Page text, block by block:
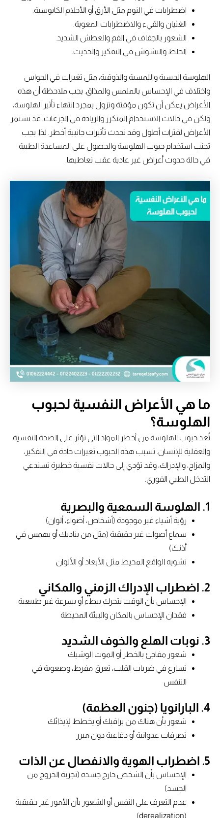
اضطرابات في النوم مثل الأرق أو الأحلام الكابوسية.
الغثيان والقيء والاضطرابات المعوية.
الشعور بالجفاف في الفم والعطش الشديد.
الخلط والتشوش في التفكير والحديث.
الهلوسة الحسية واللمسية والذوقية، مثل تغيرات في الحواس
واختلاف في الإحساس بالملمس والمذاق. يجب ملاحظة أن هذه
الأعراض يمكن أن تكون مؤقتة وتزول بمجرد انتهاء تأثير الهلوسة،
ولكن في حالات الاستخدام المتكرر والزيادة في الجرعات، قد تستمر
الأعراض لفترات أطول وقد تحدث تأثيرات جانبية أخطر. لذا، يجب
تجنب استخدام حبوب الهلوسة والحصول على المساعدة الطبية
في حالة حدوث أعراض غير عادية عقب تعاطيها.
ما هي الأعراض النفسية لحبوب
الهلوسة؟
تُعد حبوب الهلوسة من أخطر المواد التي تؤثر على الصحة النفسية
والعقلية للإنسان. تسبب هذه الحبوب تغيرات حادة في التفكير،
والمزاج، والإدراك، وقد تؤدي إلى حالات نفسية خطيرة تستدعي
التدخل الطبي الفوري.
الهلوسة السمعية والبصرية
رؤية أشياء غير موجودة (أشخاص، أضواء، ألوان)
سماع أصوات غير حقيقية (مثل من يناديك أو يهمس في
أذنك)
تشويه الواقع المحيط مثل الأبعاد أو الألوان
2. اضطراب الإدراك الزمني والمكاني
الإحساس بأن الوقت يتحرك ببطء أو بسرعة غير طبيعية
فقدان الإحساس بالمكان والبيئة المحيطة
3. نوبات الهلع والخوف الشديد
شعور مفاجئ بالخطر أو الموت الوشيك
تسارع في ضربات القلب، تعرق مفرط، وصعوبة في
التنفس
4. البارانويا (جنون العظمة)
شعور بأن هناك من يراقبك أو يخطط لإيذائك
تصرفات عدوانية أو دفاعية دون مبرر
5. اضطراب الهوية والانفصال عن الذات
الإحساس بأن الشخص خارج جسده (تجربة الخروج من
الجسد)
عدم التعرف على النفس أو الشعور بأن الأمور غير حقيقية